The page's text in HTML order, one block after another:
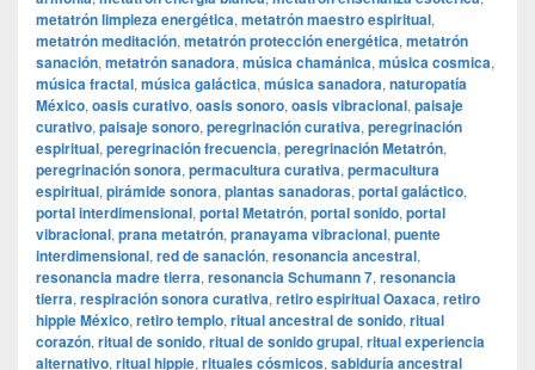
metatrón limpieza energética, metatrón maestro espiritual,
metatrón meditación, metatrón protección energética, metatrón
sanación, metatrón sanadora, música chamánica, música cosmica,
música fractal, música galáctica, música sanadora, naturopatía
México, oasis curativo, oasis sonoro, oasis vibracional, paisaje
curativo, paisaje sonoro, peregrinación curativa, peregrinación
espiritual, peregrinación frecuencia, peregrinación Metatrón,
peregrinación sonora, permacultura curativa, permacultura
espiritual, pirámide sonora, plantas sanadoras, portal galáctico,
portal interdimensional, portal Metatrón, portal sonido, portal
vibracional, prana metatrón, pranayama vibracional, puente
interdimensional, red de sanación, resonancia ancestral,
resonancia madre tierra, resonancia Schumann 7, resonancia
tierra, respiración sonora curativa, retiro espiritual Oaxaca, retiro
hippie México, retiro templo, ritual ancestral de sonido, ritual
corazón, ritual de sonido, ritual de sonido grupal, ritual experiencia
alternativo, ritual hippie, rituales cósmicos, sabiduría ancestral